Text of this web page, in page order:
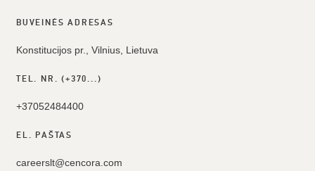
BUVEINĖS ADRESAS
Konstitucijos pr., Vilnius, Lietuva
TEL. NR. (+370...)
+37052484400
EL. PAŠTAS
careerslt@cencora.com